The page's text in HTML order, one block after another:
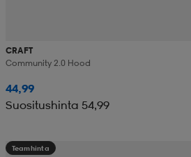
CRAFT
Community 2.0 Hood
44,99
Suositushinta 54,99
Teamhinta